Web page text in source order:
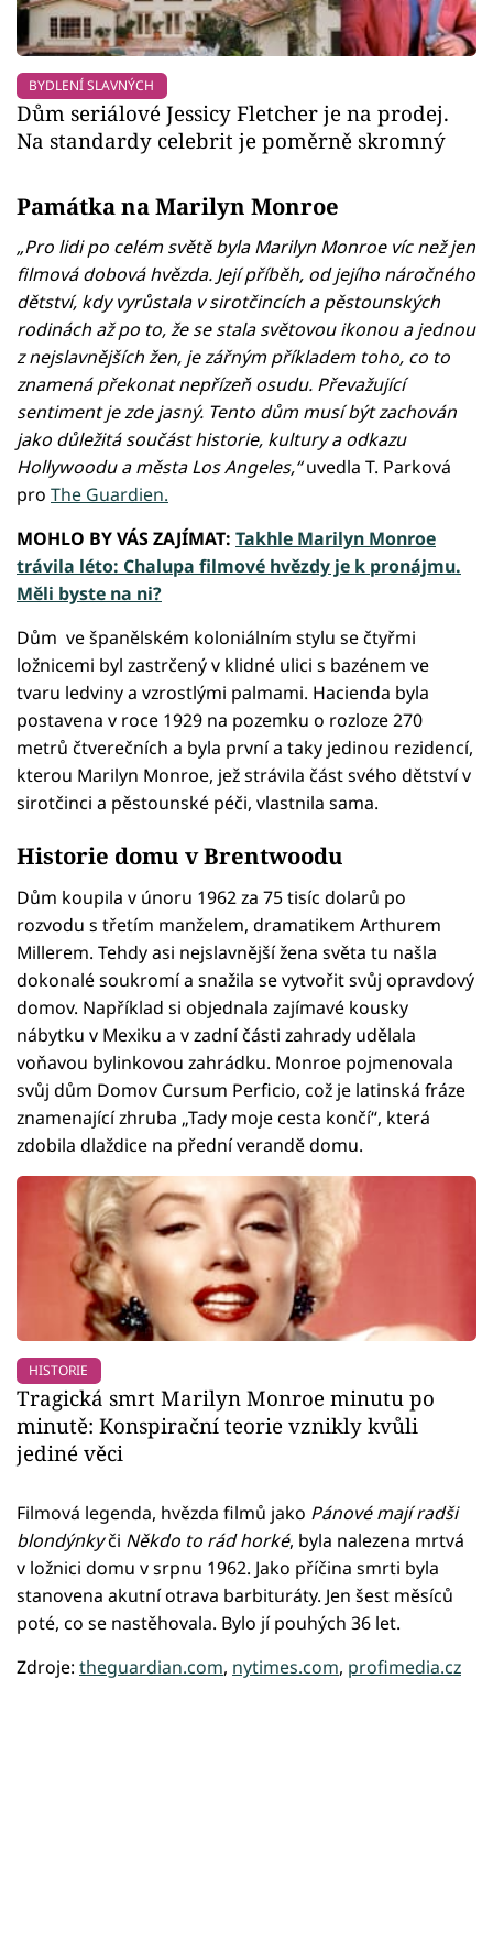
BYDLENÍ SLAVNÝCH
Dům seriálové Jessicy Fletcher je na prodej.
Na standardy celebrit je poměrně skromný
Památka na Marilyn Monroe
„Pro lidi po celém světě byla Marilyn Monroe víc než jen
filmová dobová hvězda. Její příběh, od jejího náročného
dětství, kdy vyrůstala v sirotčincích a pěstounských
rodinách až po to, že se stala světovou ikonou a jednou
z nejslavnějších žen, je zářným příkladem toho, co to
znamená překonat nepřízeň osudu. Převažující
sentiment je zde jasný. Tento dům musí být zachován
jako důležitá součást historie, kultury a odkazu
Hollywoodu a města Los Angeles,“uvedla T. Parková
pro The Guardien.
MOHLO BY VÁS ZAJÍMAT: Takhle Marilyn Monroe
trávila léto: Chalupa filmové hvězdy je k pronájmu.
Měli byste na ni?
Dům ve španělském koloniálním stylu se čtyřmi
ložnicemi byl zastrčený v klidné ulici s bazénem ve
tvaru ledviny a vzrostlými palmami. Hacienda byla
postavena v roce 1929 na pozemku o rozloze 270
metrů čtverečních a byla první a taky jedinou rezidencí,
kterou Marilyn Monroe, jež strávila část svého dětství v
sirotčinci a pěstounské péči, vlastnila sama.
Historie domu v Brentwoodu
Dům koupila v únoru 1962 za 75 tisíc dolarů po
rozvodu s třetím manželem, dramatikem Arthurem
Millerem. Tehdy asi nejslavnější žena světa tu našla
dokonalé soukromí a snažila se vytvořit svůj opravdový
domov. Například si objednala zajímavé kousky
nábytku v Mexiku a v zadní části zahrady udělala
voňavou bylinkovou zahrádku. Monroe pojmenovala
svůj dům Domov Cursum Perficio, což je latinská fráze
znamenající zhruba „Tady moje cesta končí“, která
zdobila dlaždice na přední verandě domu.
HISTORIE
Tragická smrt Marilyn Monroe minutu po
minutě: Konspirační teorie vznikly kvůli
jediné věci
Filmová legenda, hvězda filmů jako Pánové mají radši
blondýnkyči Někdo to rád horké, byla nalezena mrtvá
v ložnici domu v srpnu 1962. Jako příčina smrti byla
stanovena akutní otrava barbituráty. Jen šest měsíců
poté, co se nastěhovala. Bylo jí pouhých 36 let.
Zdroje: theguardian.com, nytimes.com, profimedia.cz